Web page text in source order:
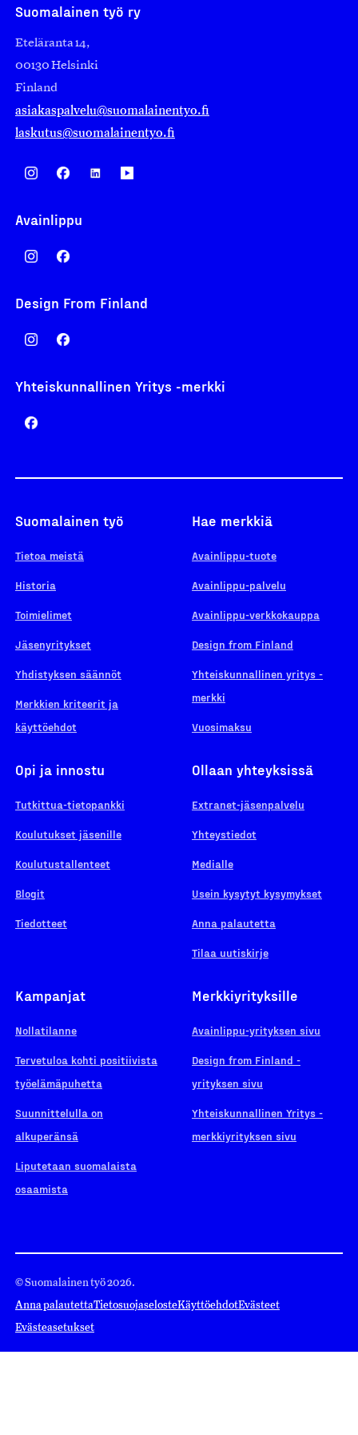
Suomalainen työ ry
Eteläranta 14,
00130 Helsinki
Finland
asiakaspalvelu@suomalainentyo.fi
laskutus@suomalainentyo.fi
Avainlippu
Design From Finland
Yhteiskunnallinen Yritys -merkki
Suomalainen työ
Tietoa meistä
Historia
Toimielimet
Jäsenyritykset
Yhdistyksen säännöt
Merkkien kriteerit ja
käyttöehdot
Hae merkkiä
Avainlippu-tuote
Avainlippu-palvelu
Avainlippu-verkkokauppa
Design from Finland
Yhteiskunnallinen yritys -
merkki
Vuosimaksu
Opi ja innostu
Tutkittua-tietopankki
Koulutukset jäsenille
Koulutustallenteet
Blogit
Tiedotteet
Ollaan yhteyksissä
Extranet-jäsenpalvelu
Yhteystiedot
Medialle
Usein kysytyt kysymykset
Anna palautetta
Tilaa uutiskirje
Kampanjat
Nollatilanne
Tervetuloa kohti positiivista
työelämäpuhetta
Suunnittelulla on
alkuperänsä
Liputetaan suomalaista
osaamista
Merkkiyrityksille
Avainlippu-yrityksen sivu
Design from Finland -
yrityksen sivu
Yhteiskunnallinen Yritys -
merkkiyrityksen sivu
© Suomalainen työ 2026.
Anna palautettaTietosuojaselosteKäyttöehdotEvästeet
Evästeasetukset